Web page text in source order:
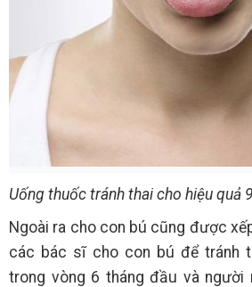
Uống thuốc tránh thai cho hiệu quả
Ngoài ra cho con bú cũng được
các bác sĩ cho con bú để tránh
trong vòng 6 tháng đầu và người